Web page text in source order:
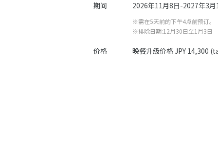
期间 2026年11月8日-2027年3月
※需在5天前的下午4点前预订。
※排除日期:12月30日至1月3日
价格 晚餐升级价格 JPY 14,300